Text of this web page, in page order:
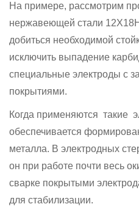
На примере, рассмотрим
нержавеющей стали
добиться необходимой
исключить выпадение
специальные электроды с
покрытиями.
Когда применяются такие
обеспечивается
металла. В электродных
он при работе почти весь
сварке покрытыми
для стабилизации.